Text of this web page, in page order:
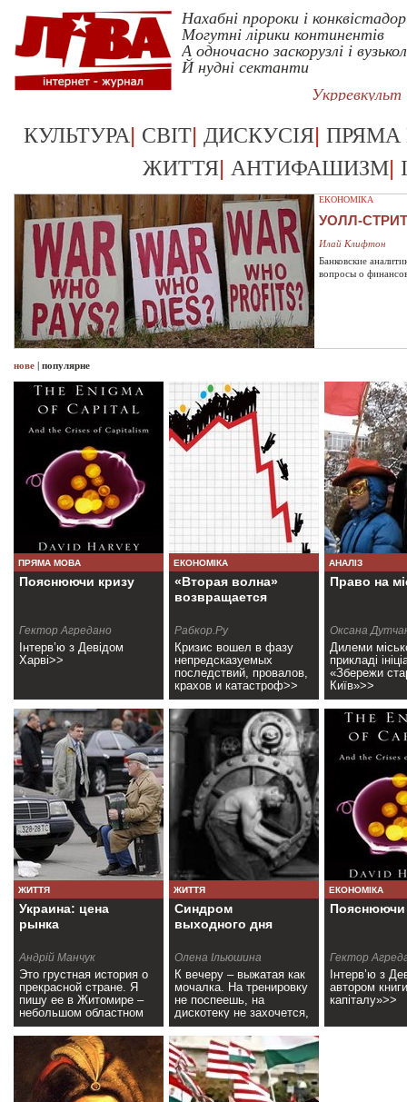
Нахабні пророки і
Могутні лірики континентів
А одночасно заскорузлі і
Й нудні сектанти
КУЛЬТУРА| СВІТ| ДИСКУСІЯ| ПРЯМА
ЖИТТЯ| АНТИФАШИЗМ|
ЕКОНОМІКА
УОЛЛ-
Илай Клифтон
Банковские
вопросы о
нове | популярне
ПРЯМА МОВА
Пояснюючи кризу
Гектор Агредано
Інтерв’ю з Девідом
Харві>>
ЕКОНОМІКА
«Вторая волна»
возвращается
Рабкор.Ру
Кризис вошел в фазу
непредсказуемых
последствий, провалов,
крахов и катастроф>>
АНАЛІЗ
Право на
Оксана
Володимир
Дилеми
прикладі
«Збережи
Київ»>>
ЖИТТЯ
Украина: цена
рынка
Андрій Манчук
Это грустная история о
прекрасной стране. Я
пишу ее в Житомире –
небольшом областном
центре, старом городе>>
ЖИТТЯ
Синдром
выходного дня
Олена Ільюшина
К вечеру – выжатая как
мочалка. На тренировку
не поспеешь, на
дискотеку не захочется,
с парнем познакомиться
негде, отпуск зимой>>
ЕКОНОМІКА
Пояснюючи
Гектор
Інтерв’ю з
автором
капіталу»>>